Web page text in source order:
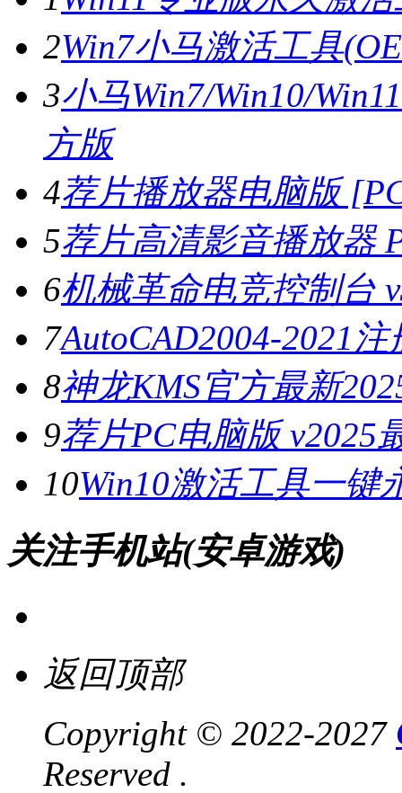
2Win7小马激活工具
3小马Win7/Win10/
方版
4荐片播放器电脑版
5荐片高清影音播放器
6机械革命电竞控制台
7AutoCAD2004-2021
8神龙KMS官方最新
9荐片PC电脑版 v2025
10Win10激活工具一键
关注手机站(安卓游戏)
返回顶部
Copyright © 2022-2027
Reserved .